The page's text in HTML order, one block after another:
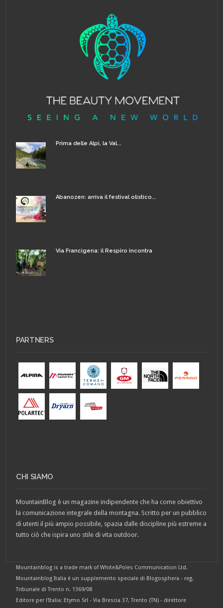
Prima delle Alpi, la Val...
Abanozen: arriva il festival olistico...
Via Francigena: il Respiro incontra
PARTNERS
CHI SIAMO
MountainBlog è un magazine indipendente che ha come obiettivo
la comunicazione integrale della montagna. Scritto per un pubblico
di utenti il più ampio possibile, spazia dalle discipline più estreme a
tutto ciò che ispira uno stile di vita outdoor.
Mountainblog is a trade mark of White&Poles Communication Ltd.
Mountainblog Italia è un supplemento speciale di Blogosphera - reg.
Tribunale di Trento n. 1369/08
Editore per l'Italia: Etymo Srl - Via Brescia 37, Trento (TN) - direttore